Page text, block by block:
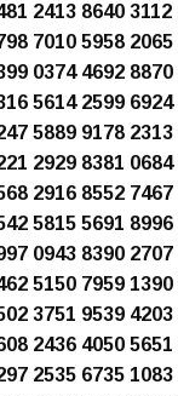
2413 8640 3112
7010 5958 2065
0374 4692
5614 2599
5889 9178
2929 8381
2916 8552
5815 5691
0943 8390
5150 7959 1390
3751 9539
2436 4050
2535 6735